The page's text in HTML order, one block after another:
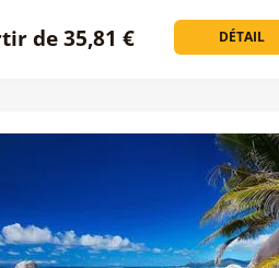
DÉTAIL
de 35,81 €